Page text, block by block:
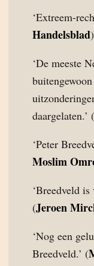
‘Extreem-
Handelsblad)
‘De meeste
daargelaten.’ (
‘Peter
Moslim
‘Breedveld
(Jeroen
‘Nog een
Breedveld.’ (